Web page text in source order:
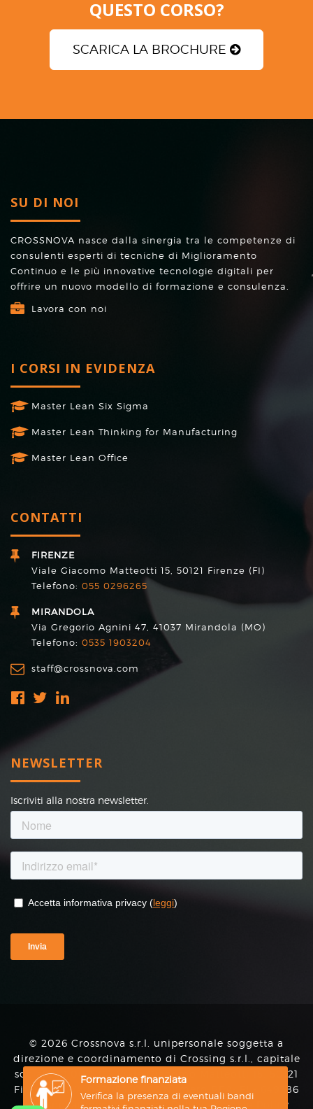
QUESTO CORSO?
SCARICA LA BROCHURE
SU DI NOI
CROSSNOVA nasce dalla sinergia tra le competenze di
consulenti esperti di tecniche di Miglioramento
Continuo e le più innovative tecnologie digitali per
offrire un nuovo modello di formazione e consulenza.
Lavora con noi
I CORSI IN EVIDENZA
Master Lean Six Sigma
Master Lean Thinking for Manufacturing
Master Lean Office
CONTATTI
FIRENZE
Viale Giacomo Matteotti 15, 50121 Firenze (FI)
Telefono: 055 0296265
MIRANDOLA
Via Gregorio Agnini 47, 41037 Mirandola (MO)
Telefono: 0535 1903204
staff@crossnova.com
NEWSLETTER
Iscriviti alla nostra newsletter.
© 2026 Crossnova s.r.l. unipersonale soggetta a
direzione e coordinamento di Crossing s.r.l., capitale
sociale 10.000 € - Viale Giacomo Matteotti 15, 50121
Firenze P.IVA 06705350483 Numero REA: FI - 649786
crossnova@pec.it -Privacy Policy -Cookie Policy